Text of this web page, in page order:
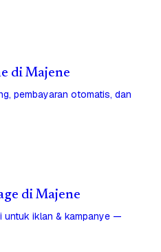
di Majene
pembayaran otomatis, dan
di Majene
untuk iklan & kampanye —